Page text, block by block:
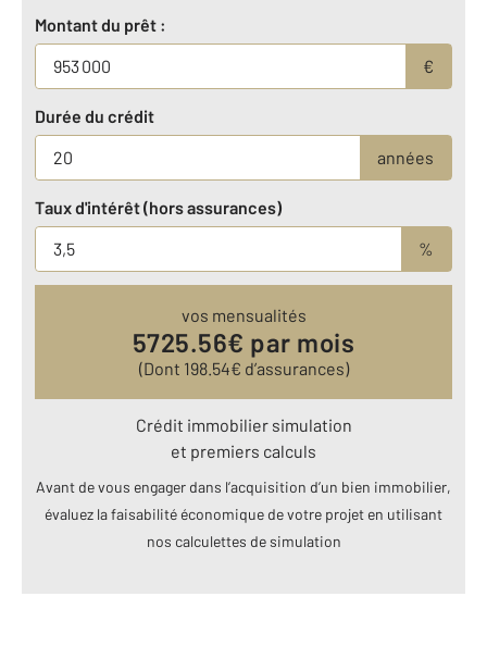
Montant du prêt :
€
Durée du crédit
années
Taux d'intérêt (hors assurances)
%
vos mensualités
5725.56€ par mois
(Dont 198.54€ d’assurances)
Crédit immobilier simulation
et premiers calculs
Avant de vous engager dans l’acquisition d’un bien immobilier,
évaluez la faisabilité économique de votre projet en utilisant
nos calculettes de simulation